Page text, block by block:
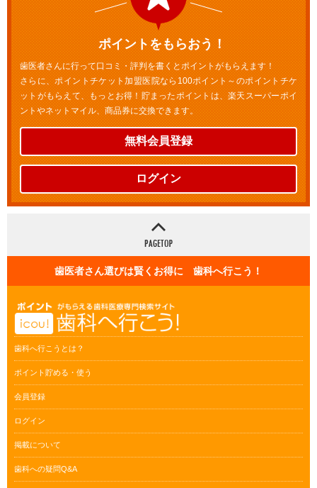
ポイントをもらおう！
歯医者さんに行って口コミ・評判を書くとポイントがもらえます！
さらに、ポイントチケット加盟医院なら100ポイント～のポイントチケ
ットがもらえて、もっとお得！貯まったポイントは、楽天スーパーポイ
ントやネットマイル、商品券に交換できます。
無料会員登録
ログイン
歯医者さん選びは賢くお得に 歯科へ行こう！
歯科へ行こうとは？
ポイント貯める・使う
会員登録
ログイン
掲載について
歯科への疑問Q&A